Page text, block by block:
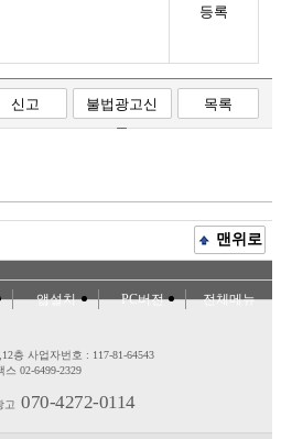
등록
신고
불법광고신
고
목록
맨위로
앱설치 PC버전 전체메뉴
층 사업자번호 : 117-81-64543
스 02-6499-2329
고 070-4272-0114